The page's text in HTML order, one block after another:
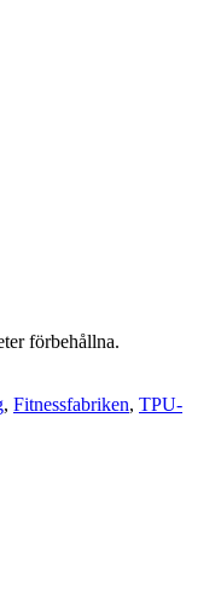
förbehållna.
, Fitnessfabriken, TPU-